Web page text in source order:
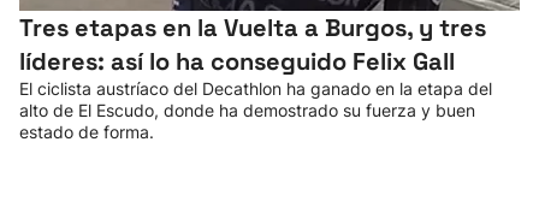
Tres etapas en la Vuelta a Burgos, y tres
líderes: así lo ha conseguido Felix Gall
El ciclista austríaco del Decathlon ha ganado en la etapa del
alto de El Escudo, donde ha demostrado su fuerza y buen
estado de forma.